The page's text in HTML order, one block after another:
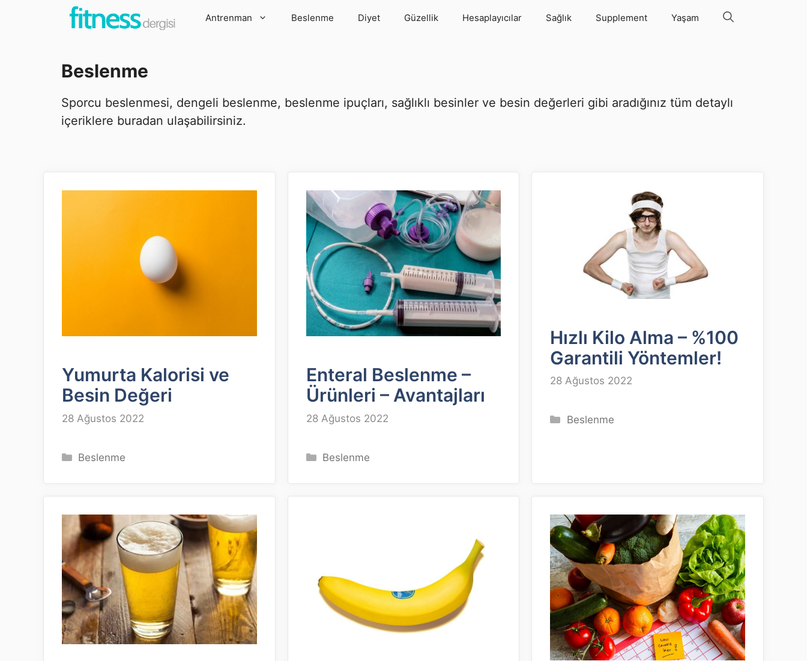
Antrenman Beslenme Diyet Güzellik Hesaplayıcılar Sağlık Supplement Yaşam
Beslenme
Sporcu beslenmesi, dengeli beslenme, beslenme ipuçları, sağlıklı besinler ve besin değerleri gibi aradığınız tüm detaylı
içeriklere buradan ulaşabilirsiniz.
Yumurta Kalorisi ve
Besin Değeri
28 Ağustos 2022
Kategoriler
Beslenme
Enteral Beslenme –
Ürünleri – Avantajları
28 Ağustos 2022
Kategoriler
Beslenme
Hızlı Kilo Alma – %100
Garantili Yöntemler!
28 Ağustos 2022
Kategoriler
Beslenme